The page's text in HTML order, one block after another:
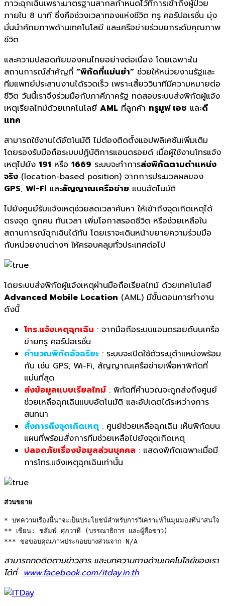
ภาวะฉุกเฉินเพราะมาตรฐานสากลกำหนดไว้ที่การเข้าถึงผู้ป่วย
ภายใน 8 นาที ซึ่งคือช่วงเวลาทองแห่งชีวิต ทรู คอร์ปอเรชั่น มุ่ง
มั่นนำศักยภาพด้านเทคโนโลยี และเครือข่ายร่วมยกระดับคุณภาพ
ชีวิต
และความปลอดภัยของคนไทยอย่างต่อเนื่อง โดยเฉพาะใน
สถานการณ์สำคัญที่ “พิกัดที่แม่นยำ” ช่วยให้หน่วยงานรัฐและ
ทีมแพทย์ประสานงานได้รวดเร็ว เพราะเสี้ยววินาทีมีความหมายต่อ
ชีวิต วันนี้เราจึงร่วมมือกับภาคีภาครัฐ ทดสอบระบบส่งพิกัดผู้แจ้ง
เหตุเรียลไทม์ด้วยเทคโนโลยี AML ที่ลูกค้า ทรูมูฟ เอช และดี
แทค
สามารถใช้งานได้อัตโนมัติ ไม่ต้องติดตั้งแอปพลิเคชันเพิ่มเติม
โดยรองรับมือถือระบบปฏิบัติการแอนดรอยด์ เมื่อผู้ใช้งานโทรแจ้ง
เหตุไปยัง 191 หรือ 1669 ระบบจะทำการส่งพิกัดตามตำแหน่ง
จริง (location-based position) จากการประมวลผลของ
GPS, Wi-Fi และสัญญาณเครือข่าย แบบอัตโนมัติ
ไปยังศูนย์รับแจ้งเหตุช่วยลดเวลาค้นหา ให้เข้าถึงจุดเกิดเหตุได้
ตรงจุด ถูกคน ทันเวลา เพิ่มโอกาสรอดชีวิต หรือช่วยเหลือใน
สถานการณ์ฉุกเฉินได้ทัน โดยเราจะเดินหน้าขยายความร่วมมือ
กับหน่วยงานต่างๆ ให้ครอบคลุมทั่วประเทศต่อไป
โดยระบบส่งพิกัดผู้แจ้งเหตุผ่านมือถือเรียลไทม์ ด้วยเทคโนโลยี
Advanced Mobile Location (AML) มีขั้นตอนการทำงาน
ดังนี้
โทร.แจ้งเหตุฉุกเฉิน : จากมือถือระบบแอนดรอยด์บนเครือ
ข่ายทรู คอร์ปอเรชั่น
คำนวณพิกัดอัจฉริยะ : ระบบจะเปิดใช้ตัวระบุตำแหน่งพร้อม
กัน เช่น GPS, Wi-Fi, สัญญาณเครือข่ายเพื่อหาพิกัดที่
แม่นที่สุด
ส่งข้อมูลแบบเรียลไทม์: พิกัดที่คำนวณจะถูกส่งถึงศูนย์
ช่วยเหลือฉุกเฉินแบบอัตโนมัติ และอัปเดตได้ระหว่างการ
สนทนา
สั่งการถึงจุดเกิดเหตุ : ศูนย์ช่วยเหลือฉุกเฉิน เห็นพิกัดบน
แผนที่พร้อมสั่งการทีมช่วยเหลือไปยังจุดเกิดเหตุ
ปลอดภัยเรื่องข้อมูลส่วนบุคคล : แสดงพิกัดเฉพาะเมื่อมี
การโทร.แจ้งเหตุฉุกเฉินเท่านั้น
ส่วนขยาย
* บทความเรื่องนี้น่าจะเป็นประโยชน์สำหรับการวิเคราะห์ในมุมมองที่น่าสนใจ
** เขียน: ชลัมพ์ ศุภวาที (บรรณาธิการ และผู้สื่อข่าว)
*** ขอขอบคุณภาพประกอบบางส่วนจาก N/A
สามารถกดติดตามข่าวสาร และบทความทางด้านเทคโนโลยีของเรา
ได้ที่ www.facebook.com/itday.in.th